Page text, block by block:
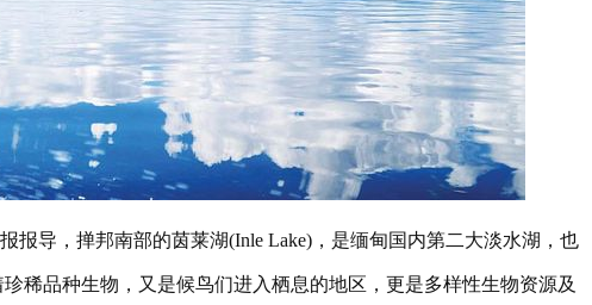
报导，掸邦南部的茵莱湖(Inle Lake)，是缅甸国内第二大淡水湖，也
稀品种生物，又是候鸟们进入栖息的地区，更是多样性生物资源及